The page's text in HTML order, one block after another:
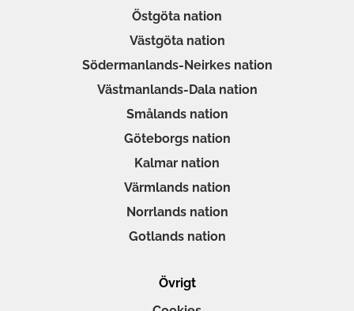
Östgöta nation
Västgöta nation
Södermanlands-Neirkes nation
Västmanlands-Dala nation
Smålands nation
Göteborgs nation
Kalmar nation
Värmlands nation
Norrlands nation
Gotlands nation
Övrigt